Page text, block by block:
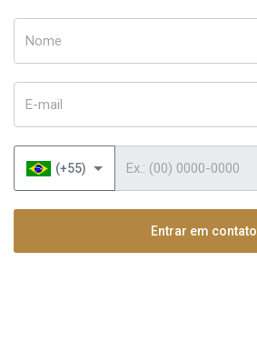
(+55)
Entrar em contato